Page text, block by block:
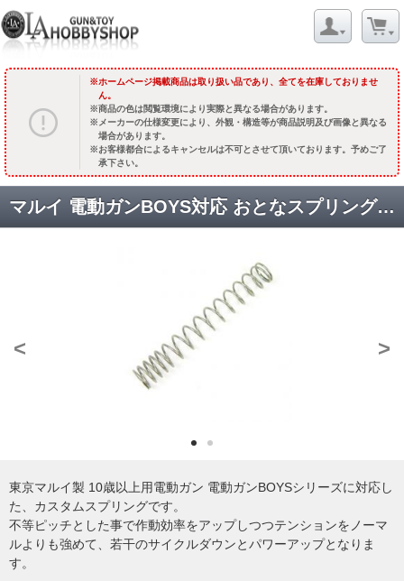
ホームページ掲載商品は取り扱い品であり、全てを在庫しておりませ
ん。
商品の色は閲覧環境により実際と異なる場合があります。
メーカーの仕様変更により、外観・構造等が商品説明及び画像と異なる
場合があります。
お客様都合によるキャンセルは不可とさせて頂いております。予めご了
承下さい。
マルイ 電動ガンBOYS対応 おとなスプリング/ちょい硬 [品切中.再入荷時期未定]
< >
東京マルイ製 10歳以上用電動ガン 電動ガンBOYSシリーズに対応し
た、カスタムスプリングです。
不等ピッチとした事で作動効率をアップしつつテンションをノーマ
ルよりも強めて、若干のサイクルダウンとパワーアップとなりま
す。